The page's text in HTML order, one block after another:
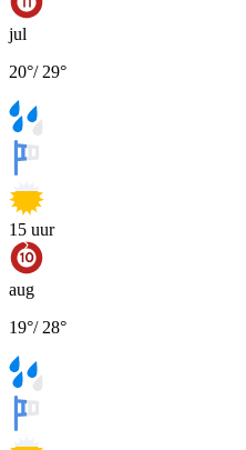
jul
20°/ 29°
15 uur
aug
19°/ 28°